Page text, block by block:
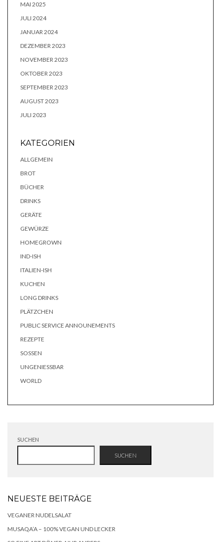
MAI 2025
JULI 2024
JANUAR 2024
DEZEMBER 2023
NOVEMBER 2023
OKTOBER 2023
SEPTEMBER 2023
AUGUST 2023
JULI 2023
KATEGORIEN
ALLGEMEIN
BROT
BÜCHER
DRINKS
GERÄTE
GEWÜRZE
HOMEGROWN
IND-ISH
ITALIEN-ISH
KUCHEN
LONG DRINKS
PLÄTZCHEN
PUBLIC SERVICE ANNOUNEMENTS
REZEPTE
SOSSEN
UNGENIESSBAR
WORLD
SUCHEN
SUCHEN
NEUESTE BEITRÄGE
VEGANER NUDELSALAT
MUSAQA’A – 100% VEGAN UND LECKER